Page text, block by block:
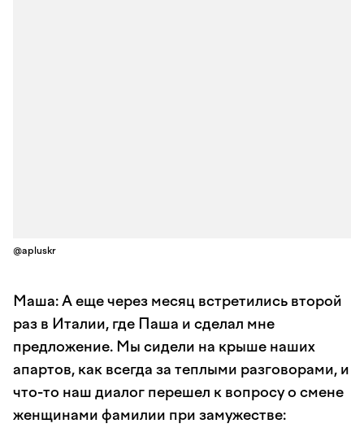
@apluskr
Маша: А еще через месяц встретились второй
раз в Италии, где Паша и сделал мне
предложение. Мы сидели на крыше наших
апартов, как всегда за теплыми разговорами, и
что-то наш диалог перешел к вопросу о смене
женщинами фамилии при замужестве: